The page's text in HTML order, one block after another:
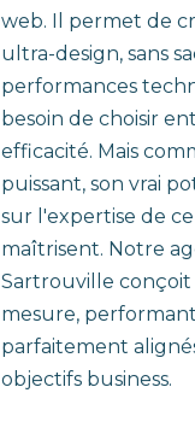
web. Il permet de
ultra-design, sans
performances
besoin de choisir
efficacité. Mais
puissant, son vrai
sur l'expertise de
maîtrisent. Notre
Sartrouville conçoit
mesure,
parfaitement
objectifs business.